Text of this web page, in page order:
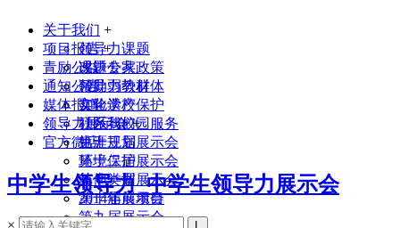
关于我们 +
领导力课题
课题专家
领导力教材
实验学校
联系我们
项目报告 +
改进公共政策
帮助弱势群体
文化遗产保护
社区与校园服务
生涯规划
环境保护
其他类型
2014年前项目
青励公益
通知公告
媒体报道
领导力展示会 +
第十三届展示会
第十二届展示会
第十一届展示会
第十届展示会
第九届展示会
官方微店
中学生领导力_中学生领导力展示会
×